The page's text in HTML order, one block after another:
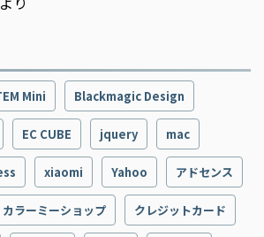
Mini Blackmagic Design
EC CUBE jquery mac
xiaomi Yahoo アドセンス
カラーミーショップ クレジットカード